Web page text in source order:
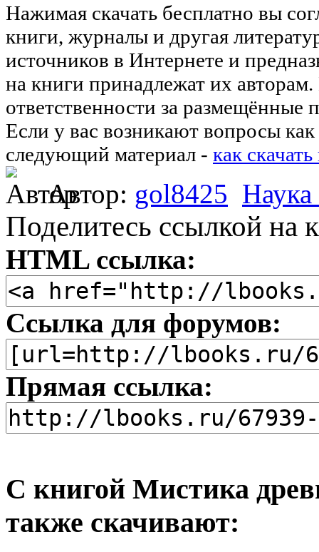
Нажимая скачать бесплатно вы
книги, журналы и другая
источников в Интернете и
на книги принадлежат их
ответственности за размещённые
Если у вас возникают вопросы как
следующий материал - как
Автор: gol8425 Наука
Поделитесь ссылкой на
HTML ссылка:
Ссылка для форумов:
Прямая ссылка:
С книгой Мистика
также скачивают: